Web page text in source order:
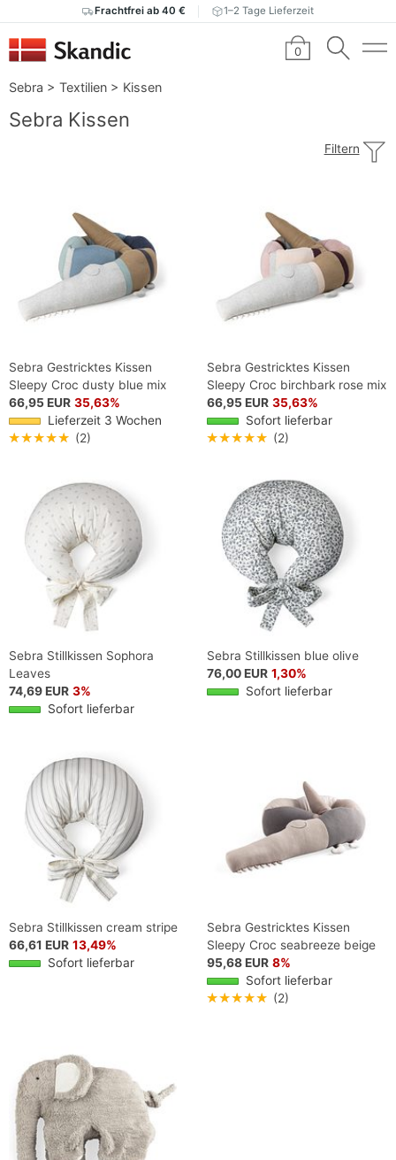
Frachtfrei ab 40 € 1–2 Tage Lieferzeit
0
Sebra > Textilien > Kissen
Sebra Kissen
Filtern
Sebra Gestricktes Kissen
Sleepy Croc dusty blue mix
66,95 EUR 35,63%
Lieferzeit 3 Wochen
★★★★★ (2)
Sebra Gestricktes Kissen
Sleepy Croc birchbark rose mix
66,95 EUR 35,63%
Sofort lieferbar
★★★★★ (2)
Sebra Stillkissen Sophora
Leaves
74,69 EUR 3%
Sofort lieferbar
Sebra Stillkissen blue olive
76,00 EUR 1,30%
Sofort lieferbar
Sebra Stillkissen cream stripe
66,61 EUR 13,49%
Sofort lieferbar
Sebra Gestricktes Kissen
Sleepy Croc seabreeze beige
95,68 EUR 8%
Sofort lieferbar
★★★★★ (2)